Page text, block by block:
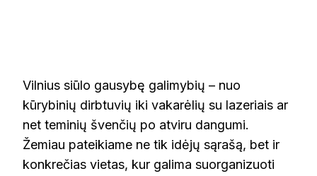
Vilnius siūlo gausybę galimybių – nuo
kūrybinių dirbtuvių iki vakarėlių su lazeriais ar
net teminių švenčių po atviru dangumi.
Žemiau pateikiame ne tik idėjų sąrašą, bet ir
konkrečias vietas, kur galima suorganizuoti